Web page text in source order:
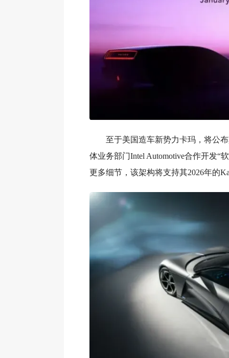
至于美国造车新势力卡玛，将公
体业务部门Intel Automotive合作开发“
更多细节，该架构将支持其2026年的